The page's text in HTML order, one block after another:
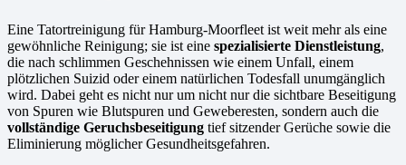
Eine Tatortreinigung für Hamburg-Moorfleet ist weit mehr als eine
gewöhnliche Reinigung; sie ist eine spezialisierte Dienstleistung,
die nach schlimmen Geschehnissen wie einem Unfall, einem
plötzlichen Suizid oder einem natürlichen Todesfall unumgänglich
wird. Dabei geht es nicht nur um nicht nur die sichtbare Beseitigung
von Spuren wie Blutspuren und Geweberesten, sondern auch die
vollständige Geruchsbeseitigung tief sitzender Gerüche sowie die
Eliminierung möglicher Gesundheitsgefahren.